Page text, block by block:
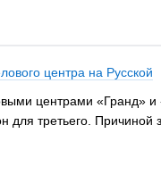
центра на Русской
центрами «Гранд»
для третьего.